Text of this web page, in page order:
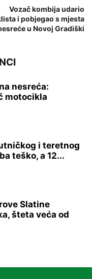
Vozač kombija udario
i pobjegao s mjesta
u Novoj Gradiški
nesreća:
motocikla
i teretnog
teško, a 12...
Slatine
šteta veća od